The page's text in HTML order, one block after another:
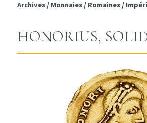
Archives / Monnaies / Romaines /
HONORIUS,